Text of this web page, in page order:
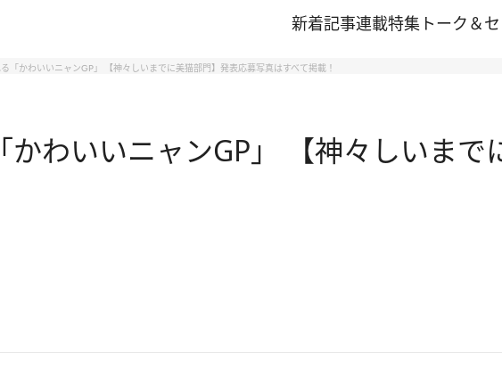
新着記事連載特集 トーク＆
「かわいいニャンGP」 【神々しいまでに美猫部門】発表応募写真はすべて掲載！
わいいニャンGP」 【神々しいま